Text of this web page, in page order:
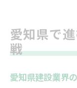
愛知県で
戦
愛知県建設業界